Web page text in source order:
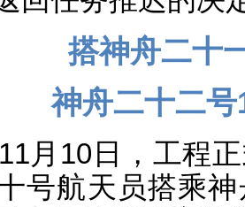
搭神舟二十
神舟二十二
月10日，工程
号航天员搭乘